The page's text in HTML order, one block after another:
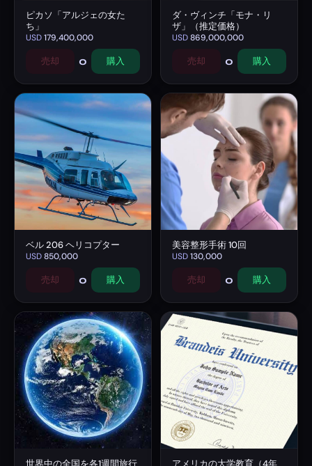
ピカソ「アルジェの女た
ち」
USD179,400,000
売却 0 購入
ダ・ヴィンチ「モナ・リ
ザ」（推定価格）
USD869,000,000
売却 0 購入
ベル 206 ヘリコプター
USD850,000
売却 0 購入
美容整形手術 10回
USD130,000
売却 0 購入
世界中の全国を各1週間旅行 アメリカの大学教育（4年